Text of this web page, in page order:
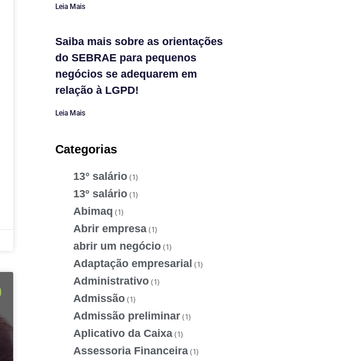
Leia Mais
Saiba mais sobre as orientações
do SEBRAE para pequenos
negócios se adequarem em
relação à LGPD!
Leia Mais
Categorias
13° salário (1)
13º salário (1)
Abimaq (1)
Abrir empresa (1)
abrir um negócio (1)
Adaptação empresarial (1)
Administrativo (1)
Admissão (1)
Admissão preliminar (1)
Aplicativo da Caixa (1)
Assessoria Financeira (1)